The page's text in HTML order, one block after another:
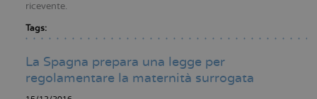
ricevente.
Tags:
La Spagna prepara una legge per
regolamentare la maternità surrogata